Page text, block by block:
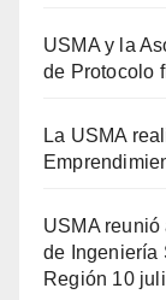
USMA y la
de Protocolo
La USMA
USMA
de Ingeniería
Región 10